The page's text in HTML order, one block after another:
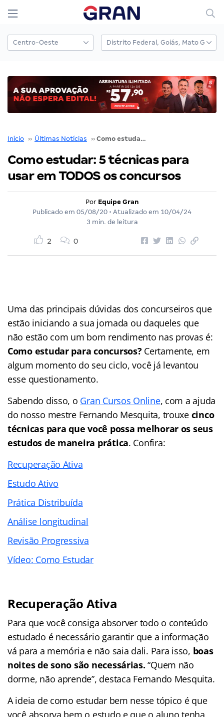
Início ›› Últimas Notícias ›› Como estudar: 5 técnicas para usar em TODOS os concursos
Como estudar: 5 técnicas para
usar em TODOS os concursos
Por Equipe Gran
Publicado em 05/08/20 • Atualizado em 10/04/24
3 min. de leitura
2 0
Uma das principais dúvidas dos concurseiros que
estão iniciando a sua jornada ou daqueles que
não estão com um bom rendimento nas provas é:
Como estudar para concursos?Certamente, em
algum momento do seu ciclo, você já levantou
esse questionamento.
Sabendo disso, o Gran Cursos Online, com a ajuda
do nosso mestre Fernando Mesquita, trouxe cinco
técnicas para que você possa melhorar os seus
estudos de maneira prática. Confira:
Recuperação Ativa
Estudo Ativo
Prática Distribuída
Análise longitudinal
Revisão Progressiva
Vídeo: Como Estudar
Recuperação Ativa
Para que você consiga absorver todo o conteúdo
estudado é necessário garantir que a informação
vá para a memória e não saia dali. Para isso, boas
noites de sono são necessárias. “Quem não
dorme, não aprende”, destaca Fernando Mesquita.
A ideia de como estudar bem nesse tópico é que
você absorva bem o estudo e que o aluno tenha